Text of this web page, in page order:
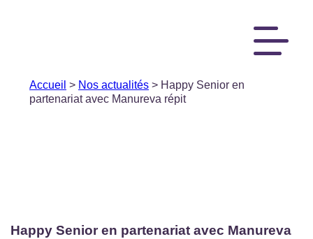
Accueil > Nos actualités > Happy Senior en
partenariat avec Manureva répit
Happy Senior en partenariat avec Manureva